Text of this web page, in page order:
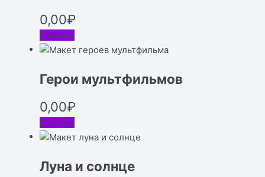
0,00₽
Скачать
Герои мультфильмов
0,00₽
Скачать
Луна и солнце